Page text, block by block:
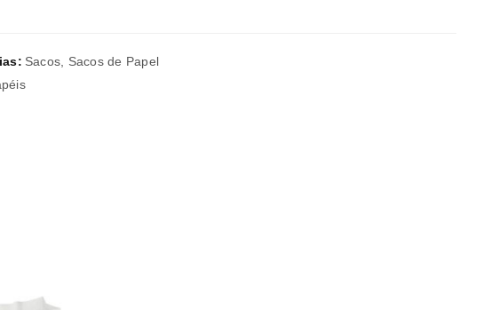
Sacos
Sacos de Papel